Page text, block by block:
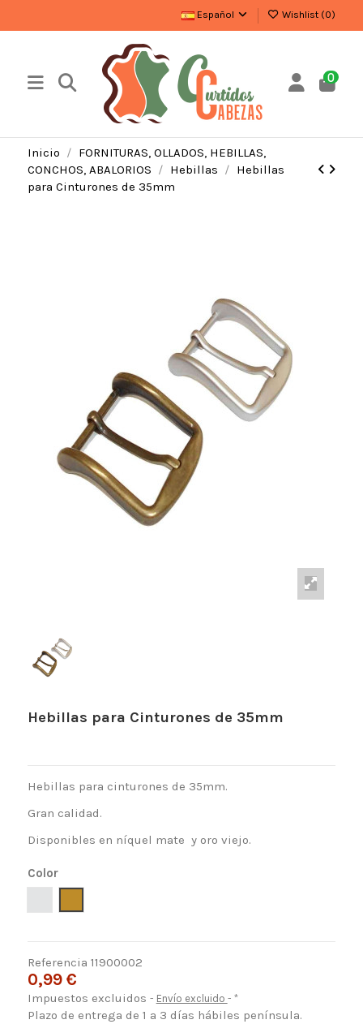
Español Wishlist (0)
0
Inicio
FORNITURAS, OLLADOS, HEBILLAS,
CONCHOS, ABALORIOS
Hebillas
Hebillas
para Cinturones de 35mm
Hebillas para Cinturones de 35mm
Hebillas para cinturones de 35mm.
Gran calidad.
Disponibles en níquel mate y oro viejo.
Color
Referencia 11900002
0,99 €
Impuestos excluidos Envío excluido *
Plazo de entrega de 1 a 3 días hábiles península.